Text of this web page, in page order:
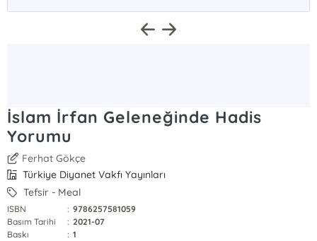
İslam İrfan Geleneğinde Hadis
Yorumu
Ferhat Gökçe
Türkiye Diyanet Vakfı Yayınları
Tefsir - Meal
ISBN : 9786257581059
Basım Tarihi
: 2021-07
Baskı
: 1